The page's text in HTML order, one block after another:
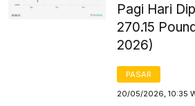
Pagi Hari
270.15
2026)
PASAR
20/05/2026, 10:35